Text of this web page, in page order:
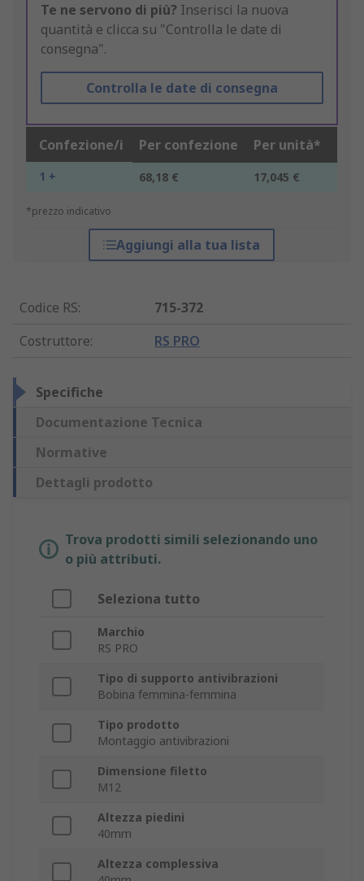
Te ne servono di più? Inserisci la nuova
quantità e clicca su "Controlla le date di
consegna".
Controlla le date di consegna
Confezione/i Per confezione Per unità*
1 + 68,18 € 17,045 €
*prezzo indicativo
Aggiungi alla tua lista
Codice RS:
715-372
Costruttore: RS PRO
Specifiche
Documentazione Tecnica
Normative
Dettagli prodotto
Trova prodotti simili selezionando uno
o più attributi.
Seleziona tutto
Marchio
RS PRO
Tipo di supporto antivibrazioni
Bobina femmina-femmina
Tipo prodotto
Montaggio antivibrazioni
Dimensione filetto
M12
Altezza piedini
40mm
Altezza complessiva